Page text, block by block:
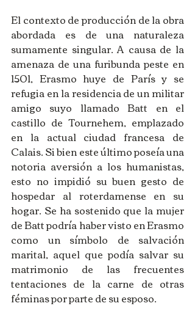
El contexto de producción de la obra
abordada es de una naturaleza
sumamente singular. A causa de la
amenaza de una furibunda peste en
1501, Erasmo huye de París y se
refugia en la residencia de un militar
amigo suyo llamado Batt en el
castillo de Tournehem, emplazado
en la actual ciudad francesa de
Calais. Si bien este último poseía una
notoria aversión a los humanistas,
esto no impidió su buen gesto de
hospedar al roterdamense en su
hogar. Se ha sostenido que la mujer
de Batt podría haber visto en Erasmo
como un símbolo de salvación
marital, aquel que podía salvar su
matrimonio de las frecuentes
tentaciones de la carne de otras
féminas por parte de su esposo.